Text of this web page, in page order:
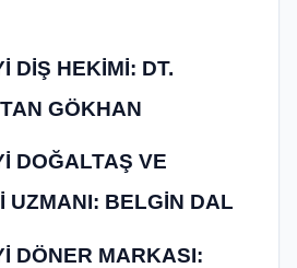
DİŞ HEKİMİ: DT.
GÖKHAN
DOĞALTAŞ VE
UZMANI: BELGİN DAL
DÖNER MARKASI: